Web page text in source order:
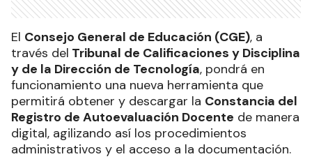
El Consejo General de Educación (CGE), a
través del Tribunal de Calificaciones y Disciplina
y de la Dirección de Tecnología, pondrá en
funcionamiento una nueva herramienta que
permitirá obtener y descargar la Constancia del
Registro de Autoevaluación Docente de manera
digital, agilizando así los procedimientos
administrativos y el acceso a la documentación.